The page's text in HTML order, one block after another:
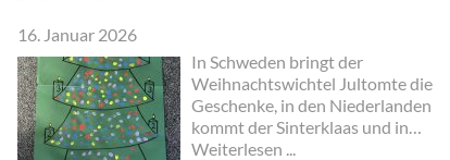
16. Januar 2026
In Schweden bringt der
Weihnachtswichtel Jultomte die
Geschenke, in den Niederlanden
kommt der Sinterklaas und in
England Father Christmas. In Italien
Weiterlesen ...